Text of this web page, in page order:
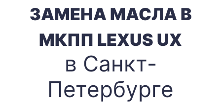
ЗАМЕНА МАСЛА В
МКПП LEXUS UX
в Санкт-
Петербурге